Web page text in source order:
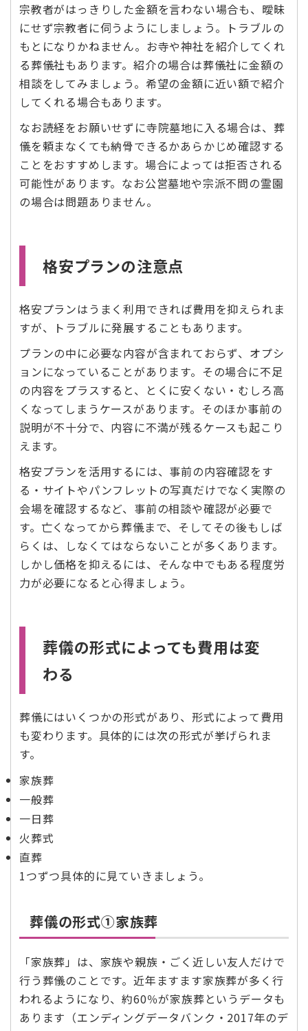
宗教者がはっきりした金額を言わない場合も、曖昧
にせず宗教者に伺うようにしましょう。トラブルの
もとになりかねません。お寺や神社を紹介してくれ
る葬儀社もあります。紹介の場合は葬儀社に金額の
相談をしてみましょう。希望の金額に近い額で紹介
してくれる場合もあります。
なお読経をお願いせずに寺院墓地に入る場合は、葬
儀を頼まなくても納骨できるかあらかじめ確認する
ことをおすすめします。場合によっては拒否される
可能性があります。なお公営墓地や宗派不問の霊園
の場合は問題ありません。
格安プランの注意点
格安プランはうまく利用できれば費用を抑えられま
すが、トラブルに発展することもあります。
プランの中に必要な内容が含まれておらず、オプシ
ョンになっていることがあります。その場合に不足
の内容をプラスすると、とくに安くない・むしろ高
くなってしまうケースがあります。そのほか事前の
説明が不十分で、内容に不満が残るケースも起こり
えます。
格安プランを活用するには、事前の内容確認をす
る・サイトやパンフレットの写真だけでなく実際の
会場を確認するなど、事前の相談や確認が必要で
す。亡くなってから葬儀まで、そしてその後もしば
らくは、しなくてはならないことが多くあります。
しかし価格を抑えるには、そんな中でもある程度労
力が必要になると心得ましょう。
葬儀の形式によっても費用は変
わる
葬儀にはいくつかの形式があり、形式によって費用
も変わります。具体的には次の形式が挙げられま
す。
家族葬
一般葬
一日葬
火葬式
直葬
1つずつ具体的に見ていきましょう。
葬儀の形式➀家族葬
「家族葬」は、家族や親族・ごく近しい友人だけで
行う葬儀のことです。近年ますます家族葬が多く行
われるようになり、約60％が家族葬というデータも
あります（エンディングデータバンク・2017年のデ